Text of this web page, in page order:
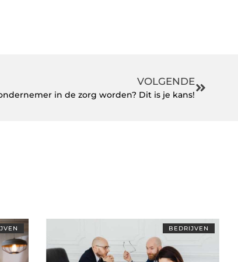
VOLGENDE
in de zorg worden? Dit is je kans!
BEDRIJVEN